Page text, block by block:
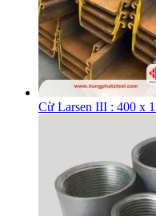
Cừ Larsen III : 400 x